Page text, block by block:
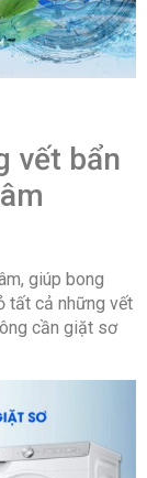
vết bẩn
giúp bong
tất cả những vết
cần giặt sơ